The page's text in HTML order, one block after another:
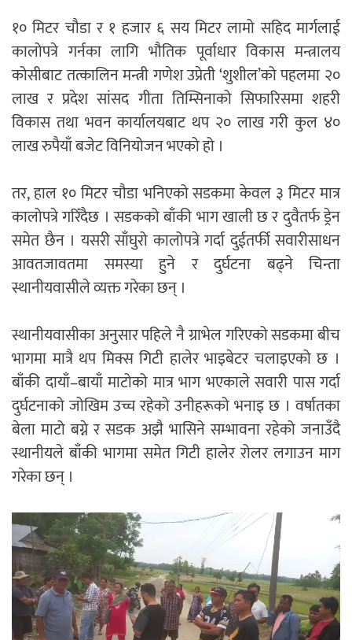
१० मिटर चौडा र १ हजार ६ सय मिटर लामो सहिद मार्गलाई
कालोपत्रे गर्नका लागि भौतिक पूर्वाधार विकास मन्त्रालय
कोसीबाट तत्कालिन मन्त्री गणेश उप्रेती ‘शुशील’को पहलमा २०
लाख र प्रदेश सांसद गीता तिम्सिनाको सिफारिसमा शहरी
विकास तथा भवन कार्यालयबाट थप २० लाख गरी कुल ४०
लाख रुपैयाँ बजेट विनियोजन भएको हो ।
तर, हाल १० मिटर चौडा भनिएको सडकमा केवल ३ मिटर मात्र
कालोपत्रे गरिँदैछ । सडकको बाँकी भाग खाली छ र दुवैतर्फ ड्रेन
समेत छैन । यसरी साँघुरो कालोपत्रे गर्दा दुईतर्फी सवारीसाधन
आवतजावतमा समस्या हुने र दुर्घटना बढ्ने चिन्ता
स्थानीयवासीले व्यक्त गरेका छन् ।
स्थानीयवासीका अनुसार पहिले नै ग्राभेल गरिएको सडकमा बीच
भागमा मात्रै थप मिक्स गिटी हालेर भाइबेटर चलाइएको छ ।
बाँकी दायाँ–बायाँ माटोको मात्र भाग भएकाले सवारी पास गर्दा
दुर्घटनाको जोखिम उच्च रहेको उनीहरूको भनाइ छ । वर्षातका
बेला माटो बग्ने र सडक अझै भासिने सम्भावना रहेको जनाउँदै
स्थानीयले बाँकी भागमा समेत गिटी हालेर रोलर लगाउन माग
गरेका छन् ।